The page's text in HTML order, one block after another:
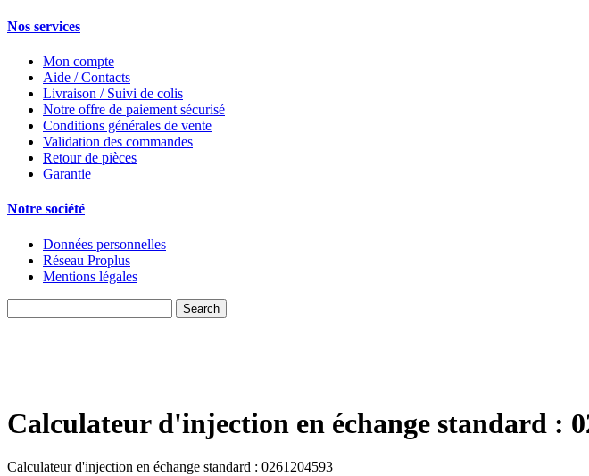
Nos services
Mon compte
Aide / Contacts
Livraison / Suivi de colis
Notre offre de paiement sécurisé
Conditions générales de vente
Validation des commandes
Retour de pièces
Garantie
Notre société
Données personnelles
Réseau Proplus
Mentions légales
Calculateur d'injection en échange standard :
Calculateur d'injection en échange standard : 0261204593